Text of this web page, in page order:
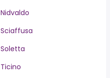
Nidvaldo
Sciaffusa
Soletta
Ticino